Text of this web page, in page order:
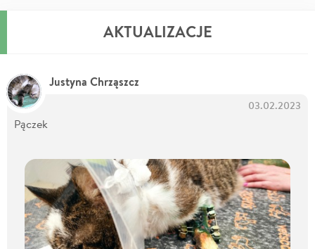
AKTUALIZACJE
Justyna Chrząszcz
03.02.2023
Pączek